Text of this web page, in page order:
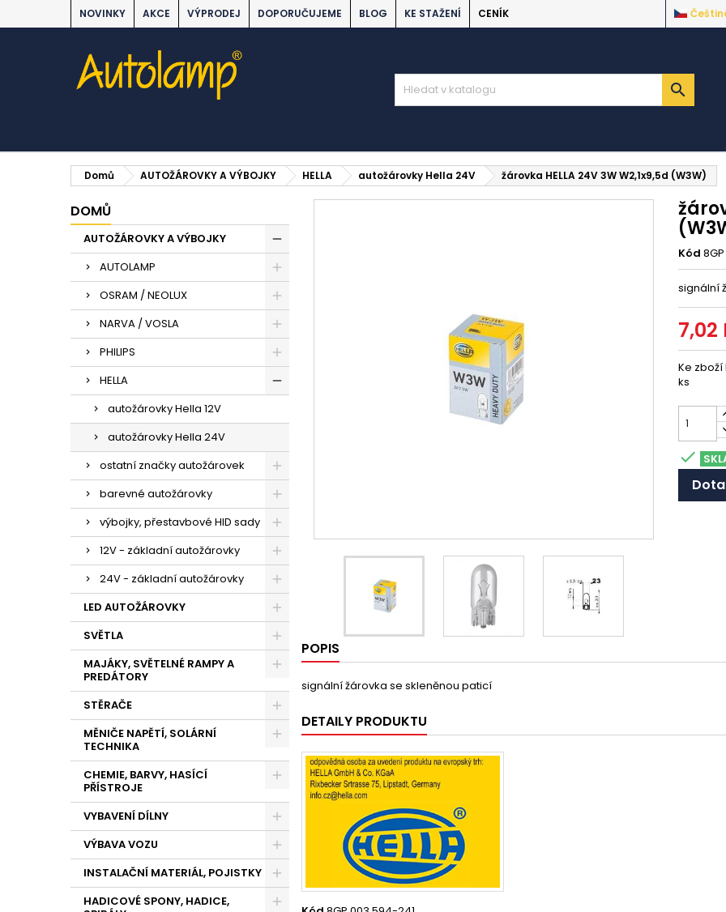
NOVINKY AKCE VÝPRODEJ DOPORUČUJEME BLOG KE STAŽENÍ CENÍK

Domů AUTOŽÁROVKY A VÝBOJKY HELLA autožárovky Hella 24V žárovka HELLA 24V 3W W2,1x9,5d (W3W)
DOMŮ
AUTOŽÁROVKY A VÝBOJKY
AUTOLAMP
OSRAM / NEOLUX
NARVA / VOSLA
PHILIPS
HELLA
autožárovky Hella 12V
autožárovky Hella 24V
ostatní značky autožárovek
barevné autožárovky
výbojky, přestavbové HID sady
12V - základní autožárovky
24V - základní autožárovky
LED AUTOŽÁROVKY
SVĚTLA
MAJÁKY, SVĚTELNÉ RAMPY A
PREDÁTORY
STĚRAČE
MĚNIČE NAPĚTÍ, SOLÁRNÍ
TECHNIKA
CHEMIE, BARVY, HASÍCÍ
PŘÍSTROJE
VYBAVENÍ DÍLNY
VÝBAVA VOZU
INSTALAČNÍ MATERIÁL, POJISTKY
HADICOVÉ SPONY, HADICE,
Kód
signální
7,02
Ke
ks

POPIS
signální žárovka se skleněnou paticí
DETAILY PRODUKTU